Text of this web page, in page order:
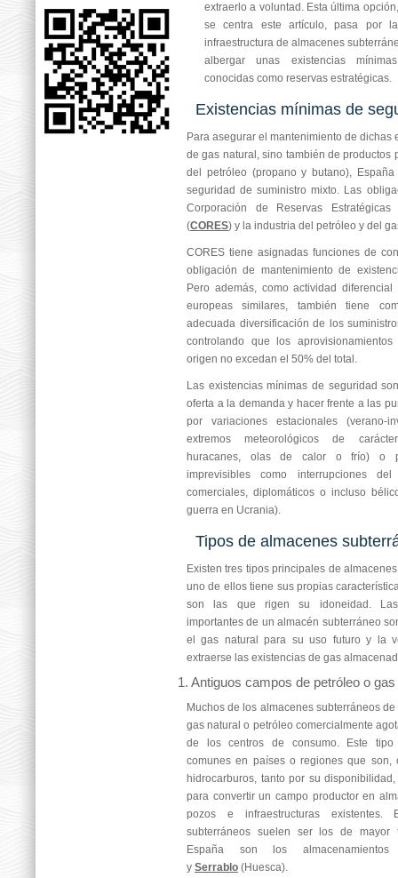
extraerlo a voluntad. Esta última
se centra este artículo, pasa por
infraestructura de almacenes
albergar unas existencias
conocidas como reservas estratégicas.
Existencias mínimas de
Para asegurar el mantenimiento de dichas
de gas natural, sino también de productos
del petróleo (propano y butano),
seguridad de suministro mixto. Las
Corporación de Reservas
(CORES) y la industria del petróleo y del
CORES tiene asignadas funciones de
obligación de mantenimiento de
Pero además, como actividad
europeas similares, también tiene
adecuada diversificación de los
controlando que los
origen no excedan el 50% del total.
Las existencias mínimas de seguridad
oferta a la demanda y hacer frente a las
por variaciones estacionales (verano-
extremos meteorológicos de
huracanes, olas de calor o frío) o
imprevisibles como interrupciones
comerciales, diplomáticos o incluso
guerra en Ucrania).
Tipos de almacenes
Existen tres tipos principales de
uno de ellos tiene sus propias
son las que rigen su idoneidad. Las
importantes de un almacén subterráneo
el gas natural para su uso futuro y la
extraerse las existencias de gas
1. Antiguos campos de petróleo o
Muchos de los almacenes subterráneos
gas natural o petróleo comercialmente
de los centros de consumo. Este tipo
comunes en países o regiones que son,
hidrocarburos, tanto por su
para convertir un campo productor en
pozos e infraestructuras
subterráneos suelen ser los de mayor
España son los
y Serrablo (Huesca).